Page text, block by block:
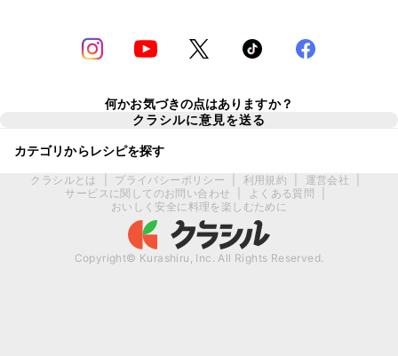
何かお気づきの点はありますか？
クラシルに意見を送る
カテゴリからレシピを探す
クラシルとは プライバシーポリシー 利用規約 運営会社
サービスに関してのお問い合わせ
よくある質問
おいしく安全に料理を楽しむために
Copyright© Kurashiru, Inc. All Rights Reserved.